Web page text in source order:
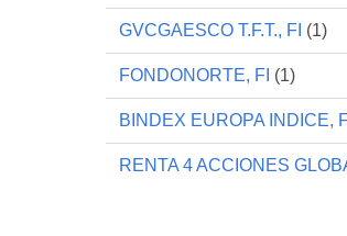
GVCGAESCO T.F.T., FI (1)
FONDONORTE, FI (1)
BINDEX EUROPA INDICE,
RENTA 4 ACCIONES